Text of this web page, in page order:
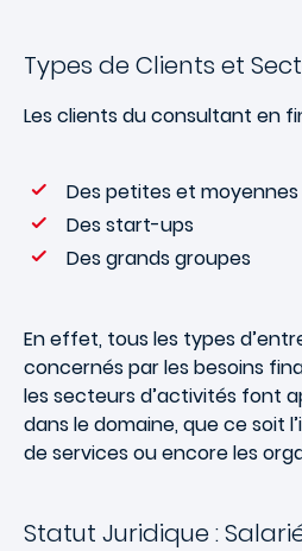
Types de Clients et
Les clients du consultant en
Des petites et
Des start-ups
Des grands groupes
En effet, tous les types
concernés par les besoins
les secteurs d’activités font
dans le domaine, que ce soit
de services ou encore les
Statut Juridique :